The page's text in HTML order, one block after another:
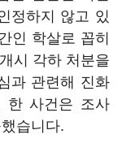
정하지 않고 있
인 학살로 꼽히
시 각하 처분을
과 관련해 진화
한 사건은 조사
습니다.